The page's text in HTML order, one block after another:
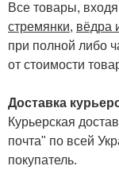
Все товары,
стремянки, вёдра
при полной либо
от стоимости
Доставка
Курьерская
почта" по всей
покупатель.